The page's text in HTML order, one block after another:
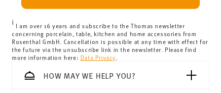
can view the delivery costs
delivery is free of charge.
Switzerland:delivery is free of charge for orders over
69,90 CHF. If the value of your purchase is less than
69,90 CHF, delivery charges are 36,90 CHF.
Tracking:You will receive a tracking code by e-mail as
i I am over 16 years and subscribe to the Thomas newsletter
concerning porcelain, table, kitchen and home accessories from
Rosenthal GmbH. Cancellation is possible at any time with effect for
the future via the unsubscribe link in the newsletter. Please find
more information here: Data Privacy
HOW MAY WE HELP YOU?